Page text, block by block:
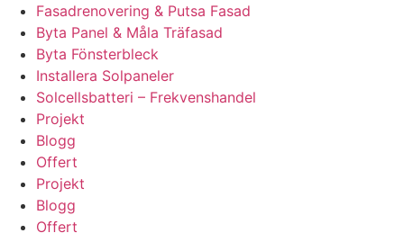
Fasadrenovering & Putsa Fasad
Byta Panel & Måla Träfasad
Byta Fönsterbleck
Installera Solpaneler
Solcellsbatteri – Frekvenshandel
Projekt
Blogg
Offert
Projekt
Blogg
Offert